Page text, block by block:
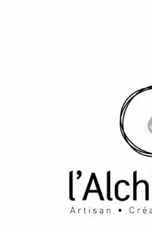
Acheter en ligne